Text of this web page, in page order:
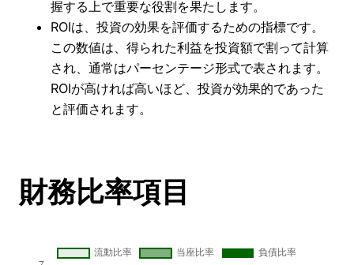
握する上で重要な役割を果たします。
ROIは、投資の効果を評価するための指標です。
この数値は、得られた利益を投資額で割って計算
され、通常はパーセンテージ形式で表されます。
ROIが高ければ高いほど、投資が効果的であった
と評価されます。
財務比率項目